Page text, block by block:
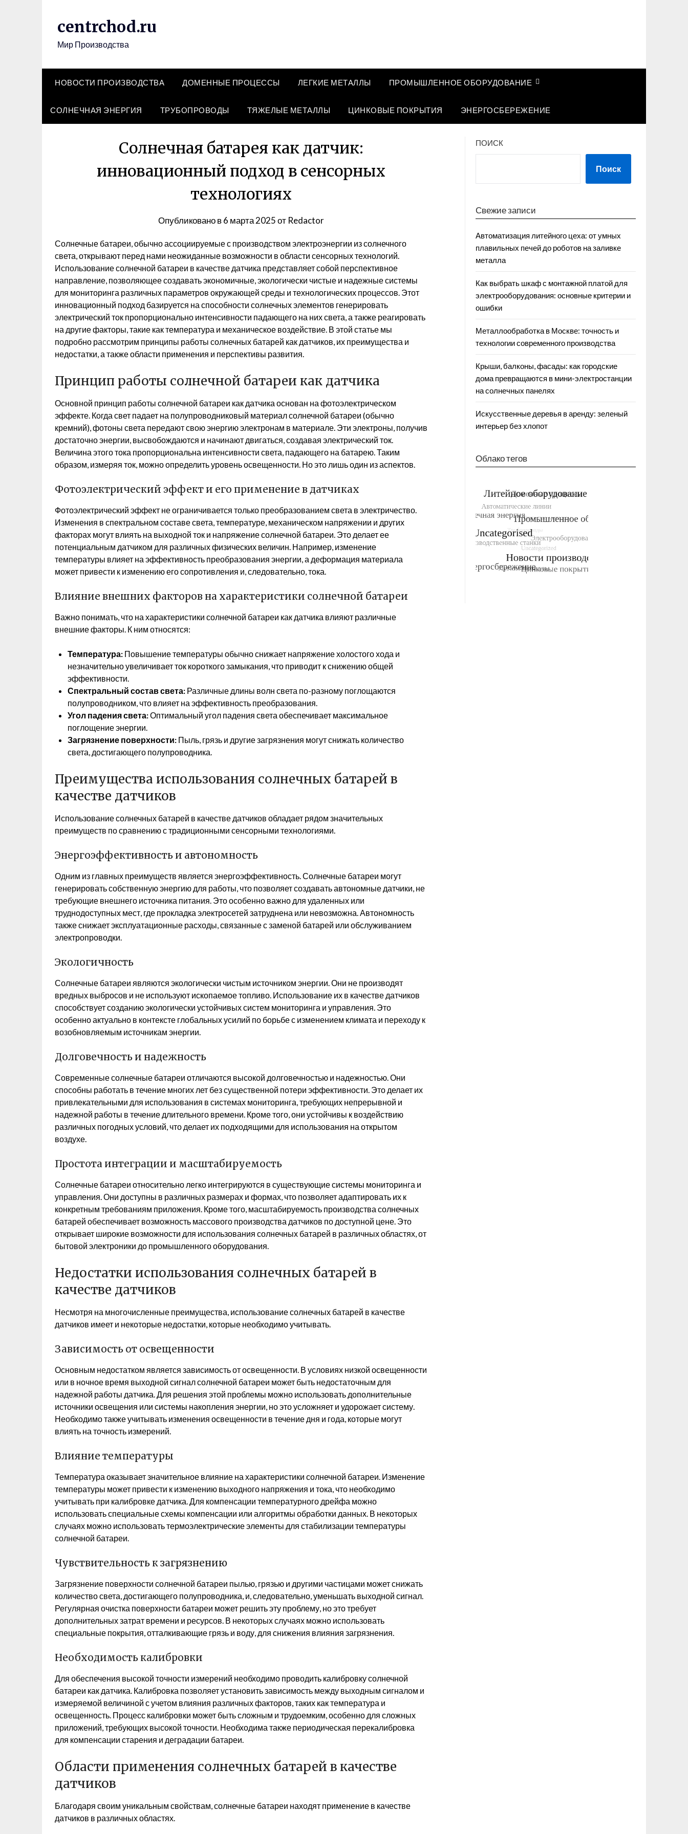
centrchod.ru
Мир Производства
НОВОСТИ ПРОИЗВОДСТВА ДОМЕННЫЕ ПРОЦЕССЫ ЛЕГКИЕ МЕТАЛЛЫ ПРОМЫШЛЕННОЕ ОБОРУДОВАНИЕ
СОЛНЕЧНАЯ ЭНЕРГИЯ ТРУБОПРОВОДЫ ТЯЖЕЛЫЕ МЕТАЛЛЫ ЦИНКОВЫЕ ПОКРЫТИЯ ЭНЕРГОСБЕРЕЖЕНИЕ
Солнечная батарея как датчик:
инновационный подход в сенсорных
технологиях
Опубликовано в6 марта 2025от Redactor
Солнечные батареи, обычно ассоциируемые с производством электроэнергии из солнечного
света, открывают перед нами неожиданные возможности в области сенсорных технологий.
Использование солнечной батареи в качестве датчика представляет собой перспективное
направление, позволяющее создавать экономичные, экологически чистые и надежные системы
для мониторинга различных параметров окружающей среды и технологических процессов. Этот
инновационный подход базируется на способности солнечных элементов генерировать
электрический ток пропорционально интенсивности падающего на них света, а также реагировать
на другие факторы, такие как температура и механическое воздействие. В этой статье мы
подробно рассмотрим принципы работы солнечных батарей как датчиков, их преимущества и
недостатки, а также области применения и перспективы развития.
Принцип работы солнечной батареи как датчика
Основной принцип работы солнечной батареи как датчика основан на фотоэлектрическом
эффекте. Когда свет падает на полупроводниковый материал солнечной батареи (обычно
кремний), фотоны света передают свою энергию электронам в материале. Эти электроны, получив
достаточно энергии, высвобождаются и начинают двигаться, создавая электрический ток.
Величина этого тока пропорциональна интенсивности света, падающего на батарею. Таким
образом, измеряя ток, можно определить уровень освещенности. Но это лишь один из аспектов.
Фотоэлектрический эффект и его применение в датчиках
Фотоэлектрический эффект не ограничивается только преобразованием света в электричество.
Изменения в спектральном составе света, температуре, механическом напряжении и других
факторах могут влиять на выходной ток и напряжение солнечной батареи. Это делает ее
потенциальным датчиком для различных физических величин. Например, изменение
температуры влияет на эффективность преобразования энергии, а деформация материала
может привести к изменению его сопротивления и, следовательно, тока.
Влияние внешних факторов на характеристики солнечной батареи
Важно понимать, что на характеристики солнечной батареи как датчика влияют различные
внешние факторы. К ним относятся:
Температура: Повышение температуры обычно снижает напряжение холостого хода и
незначительно увеличивает ток короткого замыкания, что приводит к снижению общей
эффективности.
Спектральный состав света: Различные длины волн света по-разному поглощаются
полупроводником, что влияет на эффективность преобразования.
Угол падения света:Оптимальный угол падения света обеспечивает максимальное
поглощение энергии.
Загрязнение поверхности: Пыль, грязь и другие загрязнения могут снижать количество
света, достигающего полупроводника.
Преимущества использования солнечных батарей в
качестве датчиков
Использование солнечных батарей в качестве датчиков обладает рядом значительных
преимуществ по сравнению с традиционными сенсорными технологиями.
Энергоэффективность и автономность
Одним из главных преимуществ является энергоэффективность. Солнечные батареи могут
генерировать собственную энергию для работы, что позволяет создавать автономные датчики, не
требующие внешнего источника питания. Это особенно важно для удаленных или
труднодоступных мест, где прокладка электросетей затруднена или невозможна. Автономность
также снижает эксплуатационные расходы, связанные с заменой батарей или обслуживанием
электропроводки.
Экологичность
Солнечные батареи являются экологически чистым источником энергии. Они не производят
вредных выбросов и не используют ископаемое топливо. Использование их в качестве датчиков
способствует созданию экологически устойчивых систем мониторинга и управления. Это
особенно актуально в контексте глобальных усилий по борьбе с изменением климата и переходу к
возобновляемым источникам энергии.
Долговечность и надежность
Современные солнечные батареи отличаются высокой долговечностью и надежностью. Они
способны работать в течение многих лет без существенной потери эффективности. Это делает их
привлекательными для использования в системах мониторинга, требующих непрерывной и
надежной работы в течение длительного времени. Кроме того, они устойчивы к воздействию
различных погодных условий, что делает их подходящими для использования на открытом
воздухе.
Простота интеграции и масштабируемость
Солнечные батареи относительно легко интегрируются в существующие системы мониторинга и
управления. Они доступны в различных размерах и формах, что позволяет адаптировать их к
конкретным требованиям приложения. Кроме того, масштабируемость производства солнечных
батарей обеспечивает возможность массового производства датчиков по доступной цене. Это
открывает широкие возможности для использования солнечных батарей в различных областях, от
бытовой электроники до промышленного оборудования.
Недостатки использования солнечных батарей в
качестве датчиков
Несмотря на многочисленные преимущества, использование солнечных батарей в качестве
датчиков имеет и некоторые недостатки, которые необходимо учитывать.
Зависимость от освещенности
Основным недостатком является зависимость от освещенности. В условиях низкой освещенности
или в ночное время выходной сигнал солнечной батареи может быть недостаточным для
надежной работы датчика. Для решения этой проблемы можно использовать дополнительные
источники освещения или системы накопления энергии, но это усложняет и удорожает систему.
Необходимо также учитывать изменения освещенности в течение дня и года, которые могут
влиять на точность измерений.
Влияние температуры
Температура оказывает значительное влияние на характеристики солнечной батареи. Изменение
температуры может привести к изменению выходного напряжения и тока, что необходимо
учитывать при калибровке датчика. Для компенсации температурного дрейфа можно
использовать специальные схемы компенсации или алгоритмы обработки данных. В некоторых
случаях можно использовать термоэлектрические элементы для стабилизации температуры
солнечной батареи.
Чувствительность к загрязнению
Загрязнение поверхности солнечной батареи пылью, грязью и другими частицами может снижать
количество света, достигающего полупроводника, и, следовательно, уменьшать выходной сигнал.
Регулярная очистка поверхности батареи может решить эту проблему, но это требует
дополнительных затрат времени и ресурсов. В некоторых случаях можно использовать
специальные покрытия, отталкивающие грязь и воду, для снижения влияния загрязнения.
Необходимость калибровки
Для обеспечения высокой точности измерений необходимо проводить калибровку солнечной
батареи как датчика. Калибровка позволяет установить зависимость между выходным сигналом и
измеряемой величиной с учетом влияния различных факторов, таких как температура и
освещенность. Процесс калибровки может быть сложным и трудоемким, особенно для сложных
приложений, требующих высокой точности. Необходима также периодическая перекалибровка
для компенсации старения и деградации батареи.
Области применения солнечных батарей в качестве
датчиков
Благодаря своим уникальным свойствам, солнечные батареи находят применение в качестве
датчиков в различных областях.
ПОИСК
Поиск
Свежие записи
Автоматизация литейного цеха: от умных
плавильных печей до роботов на заливке
металла
Как выбрать шкаф с монтажной платой для
электрооборудования: основные критерии и
ошибки
Металлообработка в Москве: точность и
технологии современного производства
Крыши, балконы, фасады: как городские
дома превращаются в мини-электростанции
на солнечных панелях
Искусственные деревья в аренду: зеленый
интерьер без хлопот
Облако тегов